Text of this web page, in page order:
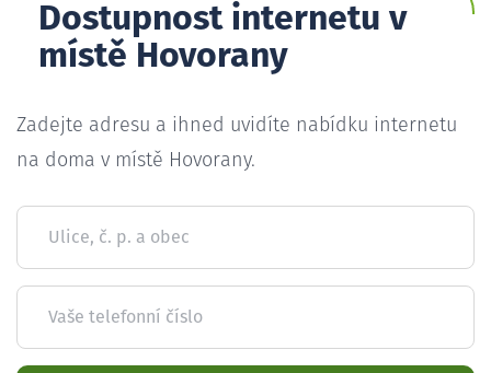
Dostupnost internetu v
místě Hovorany
Zadejte adresu a ihned uvidíte nabídku internetu
na doma v místě Hovorany.
Ulice, č. p. a obec
Vaše telefonní číslo